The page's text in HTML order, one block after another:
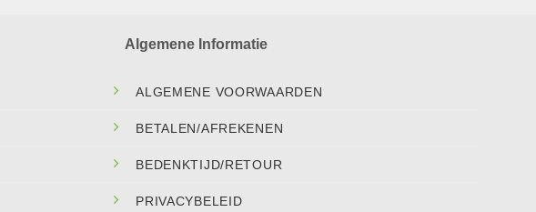
Algemene Informatie
ALGEMENE VOORWAARDEN
BETALEN/AFREKENEN
BEDENKTIJD/RETOUR
PRIVACYBELEID